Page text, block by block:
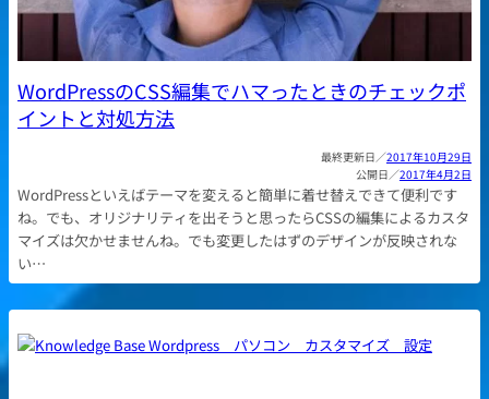
WordPressのCSS編集でハマったときのチェックポ
イントと対処方法
2017年10月29日
2017年4月2日
WordPressといえばテーマを変えると簡単に着せ替えできて便利です
ね。でも、オリジナリティを出そうと思ったらCSSの編集によるカスタ
マイズは欠かせませんね。でも変更したはずのデザインが反映されな
い…